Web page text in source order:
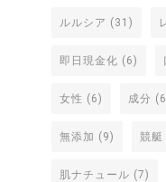
ルルシア (31)
即日現金化 (6)
女性 (6) 成分
無添加 (9) 競艇
肌ナチュール (7)